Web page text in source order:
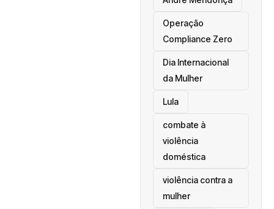
Operação
Compliance Zero
Dia Internacional
da Mulher
Lula
combate à
violência
doméstica
violência contra a
mulher